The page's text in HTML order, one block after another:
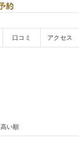
口コミ アクセス
高い順